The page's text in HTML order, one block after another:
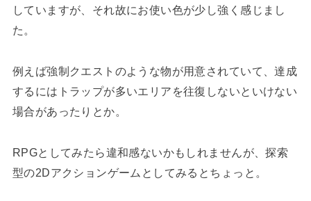
していますが、それ故にお使い色が少し強く感じまし
た。
例えば強制クエストのような物が用意されていて、達成
するにはトラップが多いエリアを往復しないといけない
場合があったりとか。
RPGとしてみたら違和感ないかもしれませんが、探索
型の2Dアクションゲームとしてみるとちょっと。